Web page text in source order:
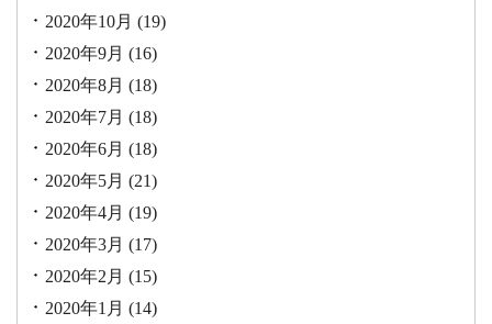
2020年10月 (19)
2020年9月 (16)
2020年8月 (18)
2020年7月 (18)
2020年6月 (18)
2020年5月 (21)
2020年4月 (19)
2020年3月 (17)
2020年2月 (15)
2020年1月 (14)